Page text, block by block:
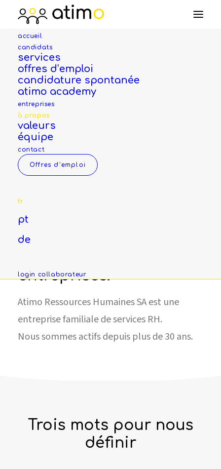
accueil
candidats
services
offres d’emploi
candidature spontanée
atimo academy
entreprises
à propos
valeurs
équipe
contact
Offres d’emploi
fr
pt
de
login collaborateur
Une entreprise
familiale au service des
entreprises.
Atimo Ressources Humaines SA est une
entreprise familiale de services RH.
Nous sommes actifs depuis plus de 30 ans.
Trois mots pour nous
définir